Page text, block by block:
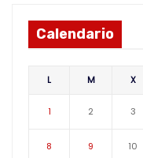
Calendario
L M X
1 2 3
8 9 10